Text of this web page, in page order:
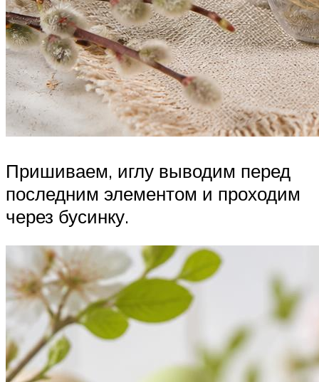
Пришиваем, иглу выводим перед
последним элементом и проходим
через бусинку.